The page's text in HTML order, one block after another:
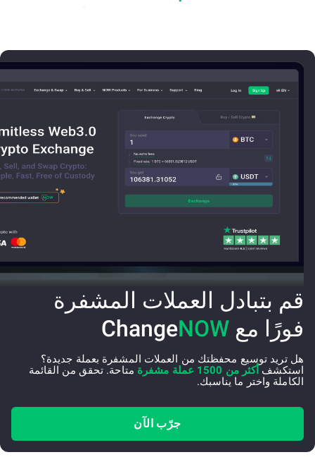
قم بتبادل العملات المشفرة
فورًا مع Change NOW
هل تريد توسيع محفظتك من العملات المشفرة بعملة جديدة؟
استكشف أكثر من 1500 عملة مشفرة
متاحة. تحقق من القائمة
الكاملة واختر ما يناسبك.
جرّب الآن